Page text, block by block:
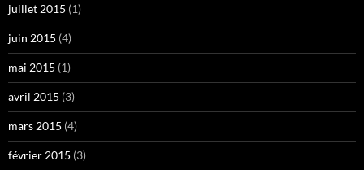
juillet 2015 (1)
juin 2015 (4)
mai 2015 (1)
avril 2015 (3)
mars 2015 (4)
février 2015 (3)